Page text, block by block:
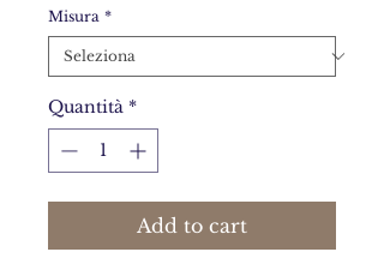
Misura *
Quantità *
Add to cart